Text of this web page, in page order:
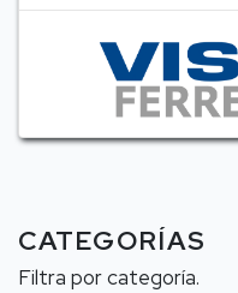
CATEGORÍAS
Filtra por categoría.